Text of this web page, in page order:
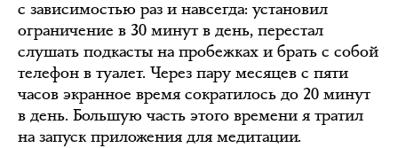
с зависимостью раз и навсегда: установил
ограничение в 30 минут в день, перестал
слушать подкасты на пробежках и брать с собой
телефон в туалет. Через пару месяцев с пяти
часов экранное время сократилось до 20 минут
в день. Большую часть этого времени я тратил
на запуск приложения для медитации.